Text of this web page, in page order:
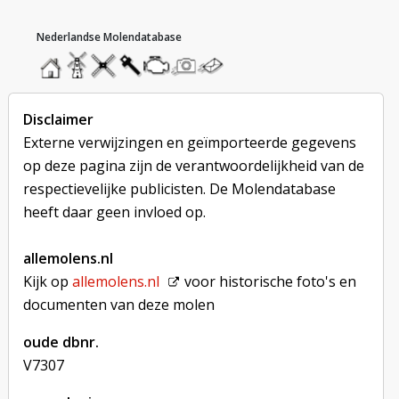
homemolendatabase
roedendatabase
assendatabase
motorendatabase
stuur
een
foto
stuur
een
bericht
Disclaimer
Externe verwijzingen en geïmporteerde gegevens
op deze pagina zijn de verantwoordelijkheid van de
respectievelijke publicisten. De Molendatabase
heeft daar geen invloed op.
allemolens.nl
Kijk op allemolens.nl
voor historische foto's en
documenten van deze molen
oude dbnr.
V7307